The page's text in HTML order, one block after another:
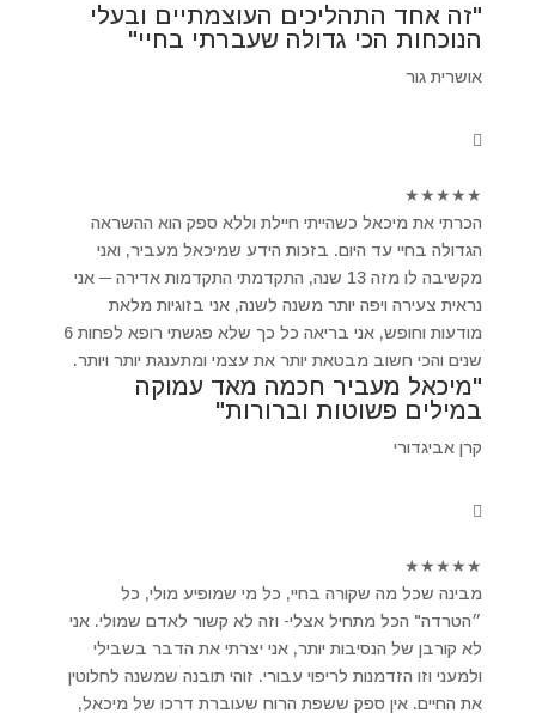
"זה אחד התהליכים העוצמתיים ובעלי
הנוכחות הכי גדולה שעברתי בחיי"
אושרית גור
★
★
★
★
★
הכרתי את מיכאל כשהייתי חיילת וללא ספק הוא ההשראה
הגדולה בחיי עד היום. בזכות הידע שמיכאל מעביר, ואני
מקשיבה לו מזה 13 שנה, התקדמתי התקדמות אדירה ─ אני
נראית צעירה ויפה יותר משנה לשנה, אני בזוגיות מלאת
מודעות וחופש, אני בריאה כל כך שלא פגשתי רופא לפחות 6
שנים והכי חשוב מבטאת יותר את עצמי ומתענגת יותר ויותר.
"מיכאל מעביר חכמה מאד עמוקה
במילים פשוטות וברורות"
קרן אביגדורי
★
★
★
★
★
מבינה שכל מה שקורה בחיי, כל מי שמופיע מולי, כל
״הטרדה" הכל מתחיל אצלי- וזה לא קשור לאדם שמולי. אני
לא קורבן של הנסיבות יותר, אני יצרתי את הדבר בשבילי
ולמעני וזו הזדמנות לריפוי עבורי. זוהי תובנה שמשנה לחלוטין
את החיים. אין ספק ששפת הרוח שעוברת דרכו של מיכאל,